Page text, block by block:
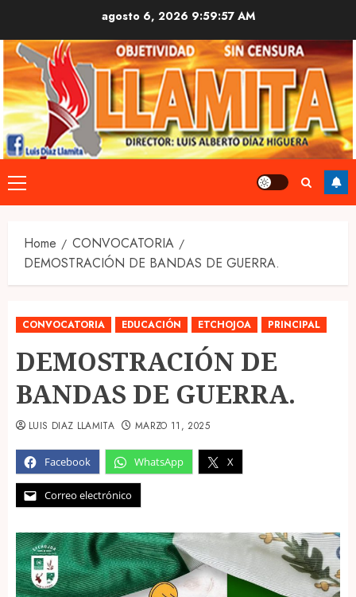
content
agosto 6, 2026 9:59:58 AM
Primary
Menu
Home
CONVOCATORIA
DEMOSTRACIÓN DE BANDAS DE GUERRA.
CONVOCATORIA EDUCACIÓN ETCHOJOA PRINCIPAL
DEMOSTRACIÓN DE
BANDAS DE GUERRA.
Facebook WhatsApp X
Correo electrónico
LUIS DIAZ LLAMITA MARZO 11, 2025